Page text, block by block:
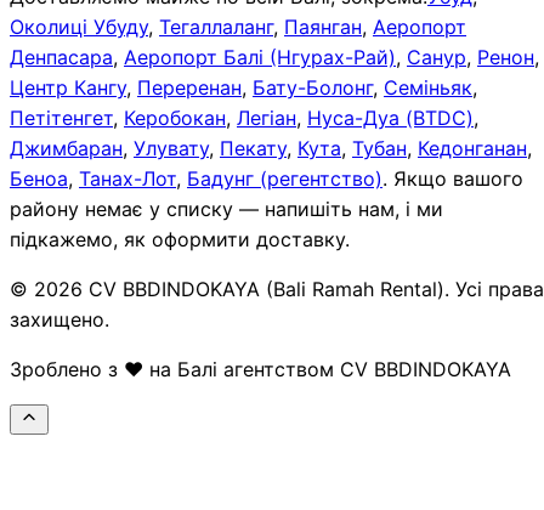
Околиці Убуду, Тегаллаланг, Паянган, Аеропорт
Денпасара, Аеропорт Балі (Нгурах-Рай), Санур, Ренон,
Центр Кангу, Переренан, Бату-Болонг, Семіньяк,
Петітенгет, Керобокан, Легіан, Нуса-Дуа (BTDC),
Джимбаран, Улувату, Пекату, Кута, Тубан, Кедонганан,
Беноа, Танах-Лот, Бадунг (регентство). Якщо вашого
району немає у списку — напишіть нам, і ми
підкажемо, як оформити доставку.
© 2026 CV BBDINDOKAYA (Bali Ramah Rental). Усі права
захищено.
Зроблено з ❤️ на Балі агентством CV BBDINDOKAYA